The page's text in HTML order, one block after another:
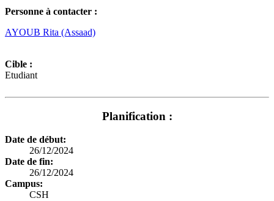
Personne à contacter :
AYOUB Rita (Assaad)
Cible :
Etudiant
Planification :
Date de début:
26/12/2024
Date de fin:
26/12/2024
Campus:
CSH